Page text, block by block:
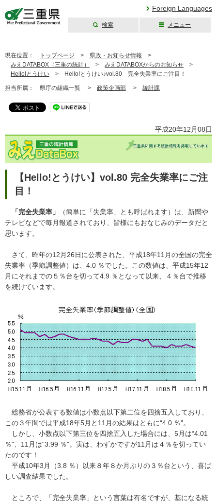
Foreign Languages
検索 メニュー
現在位置： トップページ > 県政・お知らせ情報 >
みえDATABOX（三重の統計）
> みえDATABOXからのお知らせ >
Hello!とうけい > Hello!とうけい♪vol.80 完全失業率にご注目！
担当所属： 県庁の組織一覧 > 政策企画部 > 統計課
平成20年12月08日
【Hello!とうけい】vol.80 完全失業率にご注
目！
「完全失業率」
（簡単に「失業率」とも呼ばれます）は、新聞や
テレビなどで毎月報道されており、皆様にもおなじみのデータだと
思います。
さて、昨年の12月26日に公表された、平成18年11月の全国の完全
失業率（季節調整値）は、4.0 ％でした。この数値は、平成15年12
月にそれまでの５％台を切って4.9 ％となって以来、４％台で推移
を続けています。
総務省が公表する数値は小数点以下第二位を四捨五入しており、
この３年間では平成18年5月と11月の結果はともに“4.0 ％"。
しかし、小数点以下第三位を四捨五入した場合には、5月は“4.01
％"、11月は“3.99 ％"。実は、わずかですが11月は４％を切ってい
たのです！
平成10年3月（3.8 ％）以来８年８か月ぶりの３％台という、喜ば
しい調査結果でした。
ところで、「完全失業率」という言葉は有名ですが、基になる統